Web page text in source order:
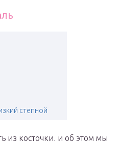
степной
из косточки, и об этом мы